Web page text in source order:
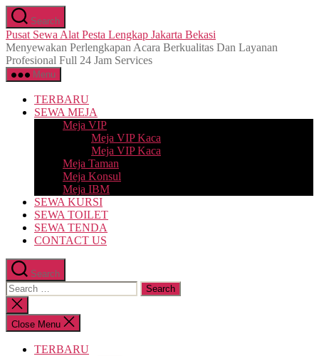
Skip
to
the
content
Search
Pusat Sewa Alat Pesta Lengkap Jakarta Bekasi
Menyewakan Perlengkapan Acara Berkualitas Dan Layanan
Profesional Full 24 Jam Services
Menu
TERBARU
SEWA MEJA
Meja VIP
Meja VIP Kaca
Meja VIP Kaca
Meja Taman
Meja Konsul
Meja IBM
SEWA KURSI
SEWA TOILET
SEWA TENDA
CONTACT US
Search
Search
for:
Close
search
Close Menu
TERBARU